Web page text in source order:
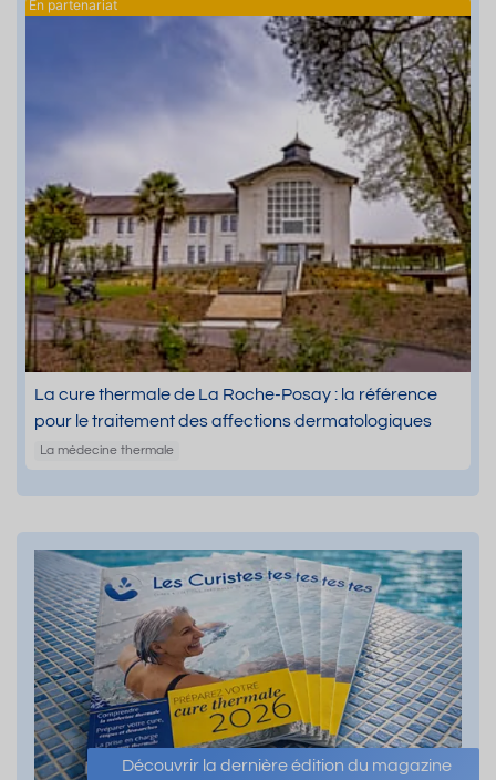
La cure thermale de La Roche-Posay : la référence
pour le traitement des affections dermatologiques
La médecine thermale
Découvrir la dernière édition du magazine